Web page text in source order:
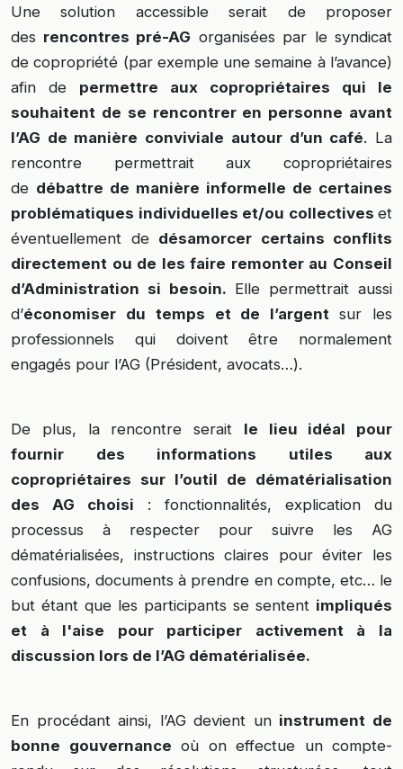
Une solution accessible serait de proposer
des rencontres pré-AG organisées par le syndicat
de copropriété (par exemple une semaine à l’avance)
afin de permettre aux copropriétaires qui le
souhaitent de se rencontrer en personne avant
l’AG de manière conviviale autour d’un café. La
rencontre permettrait aux copropriétaires
de débattre de manière informelle de certaines
problématiques individuelles et/ou collectives et
éventuellement de désamorcer certains conflits
directement ou de les faire remonter au Conseil
d’Administration si besoin. Elle permettrait aussi
d’économiser du temps et de l’argentsur les
professionnels qui doivent être normalement
engagés pour l’AG (Président, avocats…).
De plus, la rencontre serait le lieu idéal pour
fournir des informations utiles aux
copropriétaires sur l’outil de dématérialisation
des AG choisi : fonctionnalités, explication du
processus à respecter pour suivre les AG
dématérialisées, instructions claires pour éviter les
confusions, documents à prendre en compte, etc… le
but étant que les participants se sentent impliqués
et à l'aise pour participer activement à la
discussion lors de l’AG dématérialisée.
En procédant ainsi, l’AG devient un instrument de
bonne gouvernance où on effectue un compte-